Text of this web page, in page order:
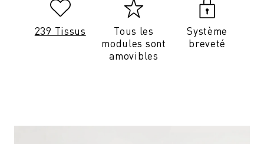
239 Tissus
Tous les
modules sont
amovibles
Système
breveté